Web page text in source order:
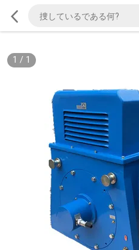
1 / 1